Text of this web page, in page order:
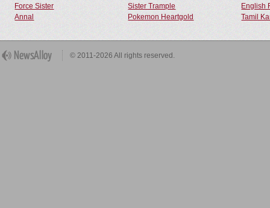
Force Sister Sister Trample
English
Annal
Pokemon Heartgold Tamil
© 2011-2026 All rights reserved.